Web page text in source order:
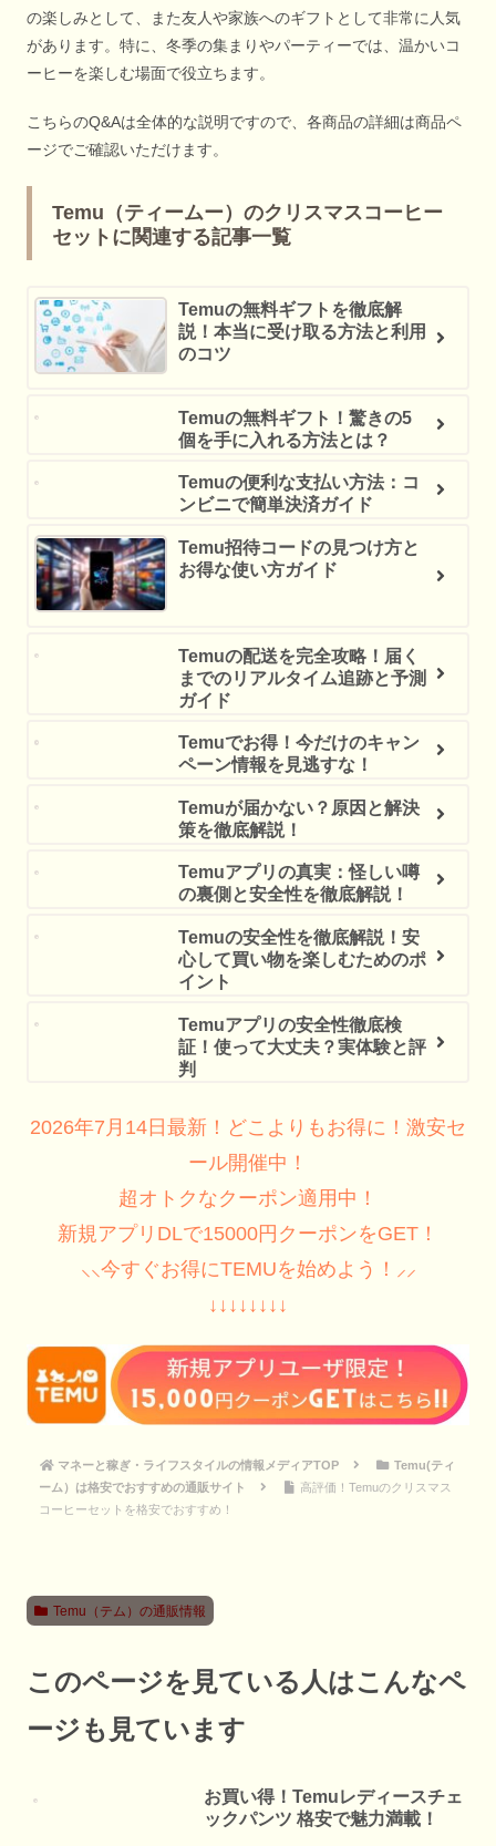
の楽しみとして、また友人や家族へのギフトとして非常に人気
があります。特に、冬季の集まりやパーティーでは、温かいコ
ーヒーを楽しむ場面で役立ちます。
こちらのQ&Aは全体的な説明ですので、各商品の詳細は商品ペ
ージでご確認いただけます。
Temu（ティームー）のクリスマスコーヒー
セットに関連する記事一覧
Temuの無料ギフトを徹底解
説！本当に受け取る方法と利用
のコツ
Temuの無料ギフト！驚きの5
個を手に入れる方法とは？
Temuの便利な支払い方法：コ
ンビニで簡単決済ガイド
Temu招待コードの見つけ方と
お得な使い方ガイド
Temuの配送を完全攻略！届く
までのリアルタイム追跡と予測
ガイド
Temuでお得！今だけのキャン
ペーン情報を見逃すな！
Temuが届かない？原因と解決
策を徹底解説！
Temuアプリの真実：怪しい噂
の裏側と安全性を徹底解説！
Temuの安全性を徹底解説！安
心して買い物を楽しむためのポ
イント
Temuアプリの安全性徹底検
証！使って大丈夫？実体験と評
判
2026年7月14日最新！どこよりもお得に！激安セ
ール開催中！
超オトクなクーポン適用中！
新規アプリDLで15000円クーポンをGET！
⸜⸜今すぐお得にTEMUを始めよう！⸝⸝
↓↓↓↓↓↓↓↓
マネーと稼ぎ・ライフスタイルの情報メディアTOP
Temu(ティ
ーム）は格安でおすすめの通販サイト
高評価！Temuのクリスマス
コーヒーセットを格安でおすすめ！
Temu（テム）の通販情報
このページを見ている人はこんなペ
ージも見ています
お買い得！Temuレディースチェ
ックパンツ 格安で魅力満載！